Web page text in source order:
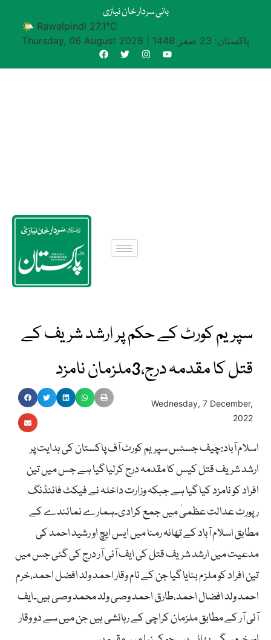
بانی سردار خان نیازی
🌤 Rawalpindi 27.1°C
Thursday, 06 August 2026
پاکستان: 23 صفر 1448
سپریم کورٹ کے حکم پر ارشد شریف کے
قتل کا مقدمہ درج،3ملزمان نامزد
Wednesday, 7 December,
2022
اسلام آباد:چیف جسٹس سپریم کورٹ آف پاکستان کی ہدایت پر
ارشد شریف قتل کیس کا مقدمہ درج کرلیا گیا ہے جس میں تین
افراد کو نامزد کیا گیا ہے جبکہ وزارت داخلہ نے فیکٹ فائنڈنگ
رپورٹ عدالت عظمیٰ میں جمع کرادی۔ہمارے نمائندے کے
مطابق اسلام آباد کے تھانہ رمنا میں ایس ایچ او رشید احمد کی
مدعیت میں ارشد شریف قتل کی ایف آئی آر درج کی گئی جس میں
تین افراد کو ملزم بنایا گیا جن کے نام وقار احمد ولد افضل احمد،خرم
احمد ولد افضال احمد،طارق احمد وصی ولد محمد وصی ہیں۔ایف
آئی آر کے مطابق ملزمان کراچی کے رہائشی ہیں جن میں سے دو وقار